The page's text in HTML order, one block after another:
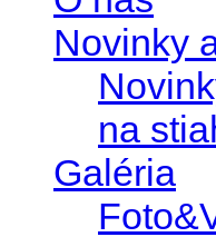
Novinky
na
Galéria